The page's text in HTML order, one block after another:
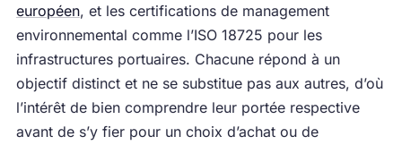
européen, et les certifications de management
environnemental comme l’ISO 18725 pour les
infrastructures portuaires. Chacune répond à un
objectif distinct et ne se substitue pas aux autres, d’où
l’intérêt de bien comprendre leur portée respective
avant de s’y fier pour un choix d’achat ou de